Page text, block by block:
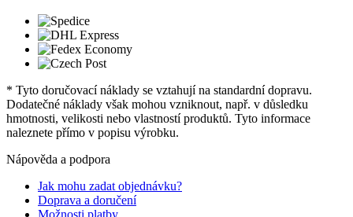
* Tyto doručovací náklady se vztahují na standardní dopravu.
Dodatečné náklady však mohou vzniknout, např. v důsledku
hmotnosti, velikosti nebo vlastností produktů. Tyto informace
naleznete přímo v popisu výrobku.
Nápověda a podpora
Jak mohu zadat objednávku?
Doprava a doručení